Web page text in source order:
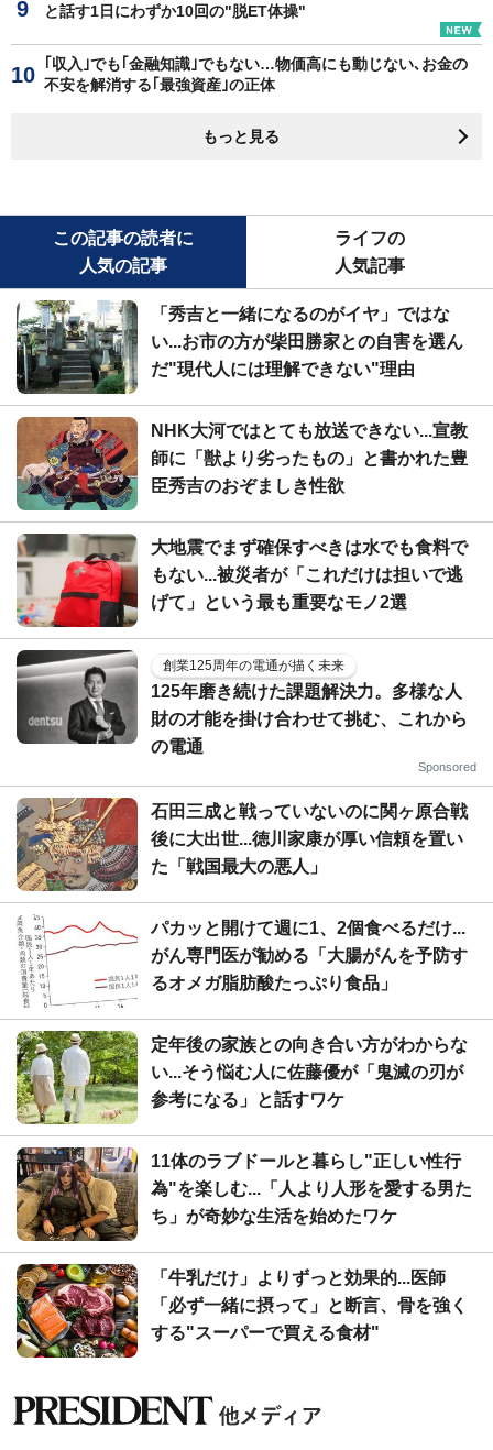
と話す1日にわずか10回の"脱ET体操"
｢収入｣でも｢金融知識｣でもない…物価高にも動じない､お金の
不安を解消する｢最強資産｣の正体
もっと見る
この記事の読者に
人気の記事
ライフの
人気記事
「秀吉と一緒になるのがイヤ」ではな
い...お市の方が柴田勝家との自害を選ん
だ"現代人には理解できない"理由
NHK大河ではとても放送できない...宣教
師に「獣より劣ったもの」と書かれた豊
臣秀吉のおぞましき性欲
大地震でまず確保すべきは水でも食料で
もない...被災者が「これだけは担いで逃
げて」という最も重要なモノ2選
創業125周年の電通が描く未来
125年磨き続けた課題解決力。多様な人
財の才能を掛け合わせて挑む、これから
の電通
Sponsored
石田三成と戦っていないのに関ヶ原合戦
後に大出世...徳川家康が厚い信頼を置い
た「戦国最大の悪人」
パカッと開けて週に1、2個食べるだけ...
がん専門医が勧める「大腸がんを予防す
るオメガ脂肪酸たっぷり食品」
定年後の家族との向き合い方がわからな
い...そう悩む人に佐藤優が「鬼滅の刃が
参考になる」と話すワケ
11体のラブドールと暮らし"正しい性行
為"を楽しむ...「人より人形を愛する男た
ち」が奇妙な生活を始めたワケ
「牛乳だけ」よりずっと効果的...医師
「必ず一緒に摂って」と断言、骨を強く
する"スーパーで買える食材"